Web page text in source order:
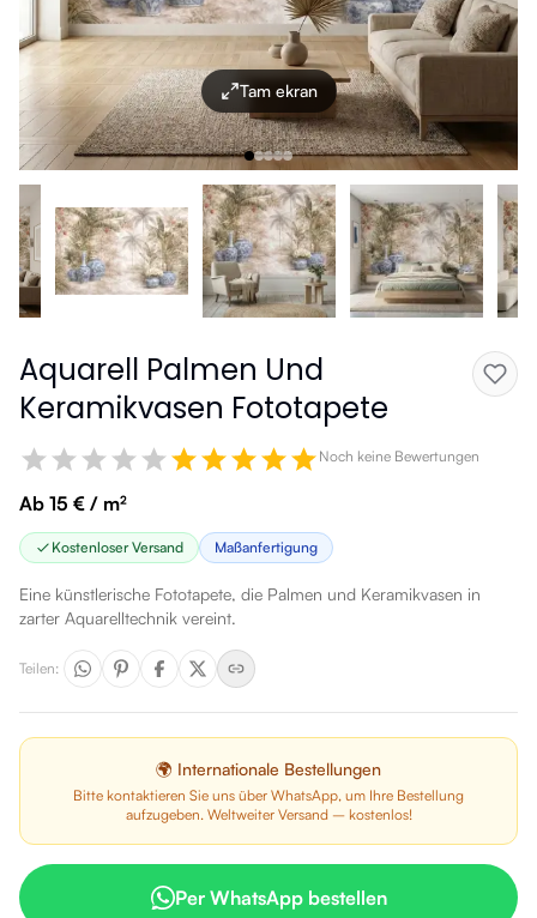
Tam ekran
Aquarell Palmen Und
Keramikvasen Fototapete
Noch keine Bewertungen
Ab 15 € / m²
Kostenloser Versand Maßanfertigung
Eine künstlerische Fototapete, die Palmen und Keramikvasen in
zarter Aquarelltechnik vereint.
Teilen:
🌍 Internationale Bestellungen
Bitte kontaktieren Sie uns über WhatsApp, um Ihre Bestellung
aufzugeben. Weltweiter Versand – kostenlos!
Per WhatsApp bestellen